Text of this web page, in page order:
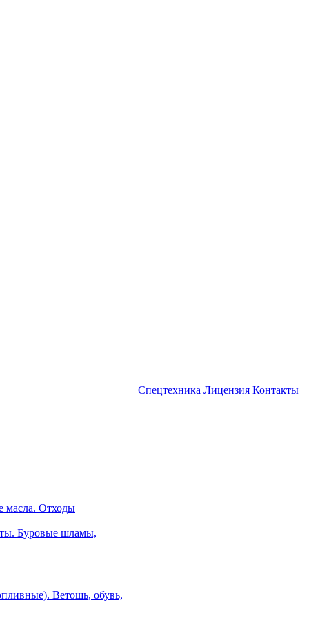
масла. Отходы
Буровые шламы,
Ветошь, обувь,
Спецтехника Лицензия Контакты